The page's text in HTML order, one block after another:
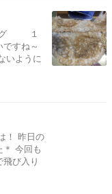
ログ １
すね～
いように
！ 昨日の
＊ 今回も
び入り